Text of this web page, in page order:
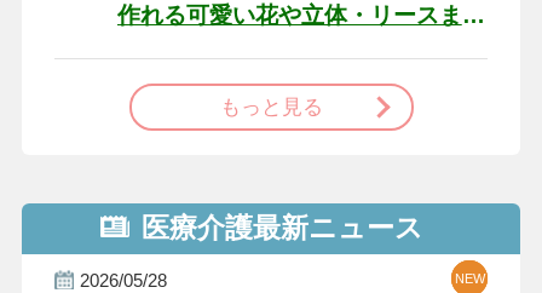
作れる可愛い花や立体・リースま
もっと見る
医療介護最新ニュース
2026/05/28 NEW
NEW
NEW